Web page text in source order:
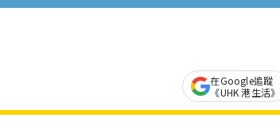
在Google追蹤
《UHK 港生活》